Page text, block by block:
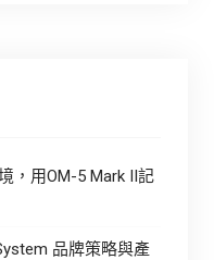
，用OM-5 Mark II記
品牌策略與產